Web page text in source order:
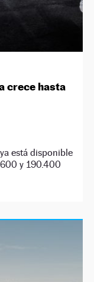
crece hasta
está disponible
y 190.400